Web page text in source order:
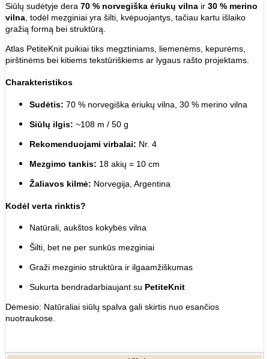
Siūlų sudėtyje dera 70 % norvegiška ėriukų vilna ir 30 % merino
vilna , todėl mezginiai yra šilti, kvėpuojantys, tačiau kartu išlaiko
gražią formą bei struktūrą.
Atlas PetiteKnit puikiai tiks megztiniams, liemenėms, kepurėms,
pirštinėms bei kitiems tekstūriškiems ar lygaus rašto projektams.
Charakteristikos
Sudėtis: 70 % norvegiška ėriukų vilna, 30 % merino vilna
Siūlų ilgis: ~108 m / 50 g
Rekomenduojami virbalai: Nr. 4
Mezgimo tankis: 18 akių = 10 cm
Žaliavos kilmė: Norvegija, Argentina
Kodėl verta rinktis?
Natūrali, aukštos kokybės vilna
Šilti, bet ne per sunkūs mezginiai
Graži mezginio struktūra ir ilgaamžiškumas
Sukurta bendradarbiaujant su PetiteKnit
Dėmesio: Natūraliai siūlų spalva gali skirtis nuo esančios
nuotraukose.